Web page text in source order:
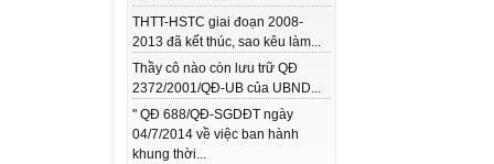
THTT-HSTC giai đoạn 2008-
2013 đã kết thúc, sao kêu làm...
Thầy cô nào còn lưu trữ QĐ
2372/2001/QĐ-UB của UBND...
" QĐ 688/QĐ-SGDĐT ngày
04/7/2014 về việc ban hành
khung thời...